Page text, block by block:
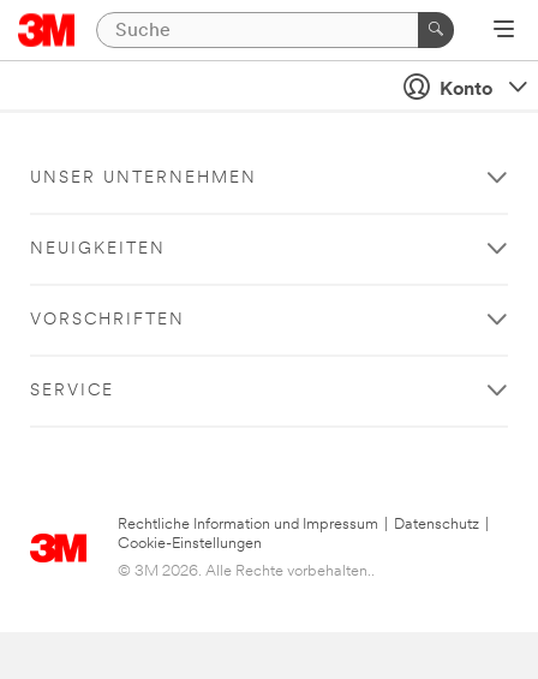
Konto
UNSER UNTERNEHMEN
NEUIGKEITEN
VORSCHRIFTEN
SERVICE
Rechtliche Information und Impressum Datenschutz
Cookie-Einstellungen
© 3M 2026. Alle Rechte vorbehalten..